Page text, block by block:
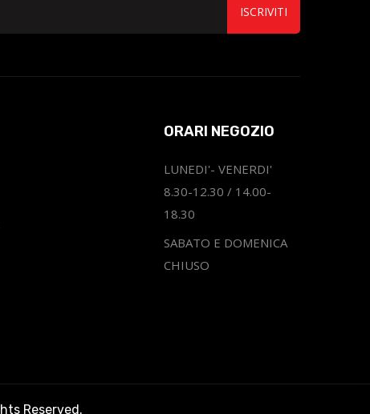
ISCRIVITI
ORARI NEGOZIO
LUNEDI'- VENERDI'
8.30-12.30 / 14.00-
18.30
SABATO E DOMENICA
CHIUSO
Reserved.